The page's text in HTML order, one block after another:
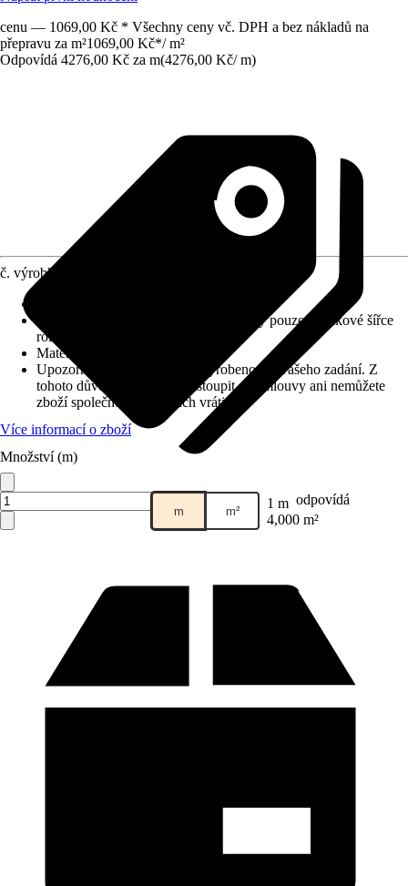
cenu — 1069,00 Kč * Všechny ceny vč. DPH a bez nákladů na
přepravu za m²1069,00 Kč*/ m²
Odpovídá 4276,00 Kč za m(4276,00 Kč/ m)
Prodej přes: HORNBACH
č. výrobku
Odběr možný pouze v celkové šířce
role!
Materiál
Upozornění: toto zboží bylo vyrobeno dle vašeho zadání. Z
tohoto důvodu nemůžete odstoupit od smlouvy ani nemůžete
zboží společnosti Hornbach vrátit.
Více informací o zboží
Množství (m)
m m² 1 m odpovídá
4,000 m²